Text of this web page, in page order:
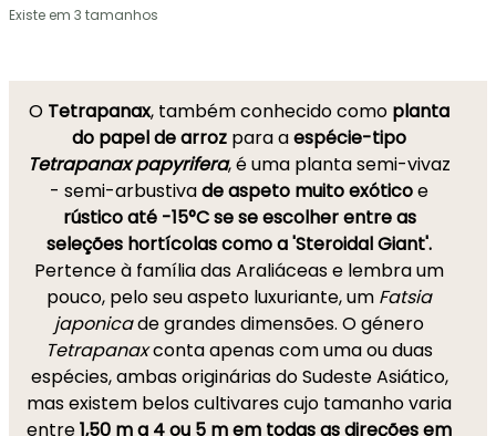
Existe em 3 tamanhos
O Tetrapanax, também conhecido como planta
do papel de arroz para aespécie-tipo
Tetrapanax papyrifera, é uma planta semi-vivaz
- semi-arbustivade aspeto muito exóticoe
rústico até -15°C se se escolher entre as
seleções hortícolas como a 'Steroidal Giant'.
Pertence à família das Araliáceas e lembra um
pouco, pelo seu aspeto luxuriante, um Fatsia
japonicade grandes dimensões. O género
Tetrapanaxconta apenas com uma ou duas
espécies, ambas originárias do Sudeste Asiático,
mas existem belos cultivares cujo tamanho varia
entre1,50 m a 4 ou 5 m em todas as direções em